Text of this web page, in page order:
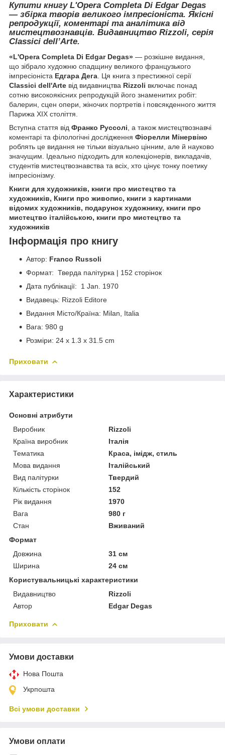
Купити книгу L'Opera Completa Di Edgar Degas
— збірка творів великого імпресіоніста. Якісні
репродукції, коментарі та аналітика від
мистецтвознавців. Видавництво Rizzoli, серія
Classici dell’Arte.
«L'Opera Completa Di Edgar Degas» — розкішне видання,
що зібрало художню спадщину великого французького
імпресіоніста Едгара Дега. Ця книга з престижної серії
Classici dell'Arte від видавництва Rizzoli включає понад
сотню високоякісних репродукцій його знаменитих робіт:
балерин, сцен опери, жіночих портретів і повсякденного життя
Парижа XIX століття.
Вступна стаття від Франко Руссолі, а також мистецтвознавчі
коментарі та філологічні дослідження Фіорелли Мінервіно
роблять це видання не тільки візуально цінним, але й науково
значущим. Ідеально підходить для колекціонерів, викладачів,
студентів мистецтвознавства та всіх, хто цінує тонку поетику
імпресіонізму.
Книги для художників, книги про мистецтво та
художників, Книги про живопис, книги з картинами
відомих художників, подарунок художнику, книги про
мистецтво італійською, книги про мистецтво та
художників
Інформація про книгу
Автор: Franco Russoli
Формат: Тверда палітурка | 152 сторінок
Дата публікації: 1 Jan. 1970
Видавець: Rizzoli Editore
Видання Місто/Країна: Milan, Italia
Вага: 980 g
Розміри: 24 x 1.3 x 31.5 cm
Приховати
Характеристики
Основні атрибути
Виробник
Rizzoli
Країна виробник
Італія
Тематика
Краса, імідж, стиль
Мова видання
Італійський
Вид палітурки
Твердий
Кількість сторінок
152
Рік видання
1970
Вага
980 г
Стан
Вживаний
Формат
Довжина
31 см
Ширина
24 см
Користувальницькі характеристики
Видавництво
Rizzoli
Автор
Edgar Degas
Приховати
Умови доставки
Нова Пошта
Укрпошта
Всі умови доставки
Умови оплати